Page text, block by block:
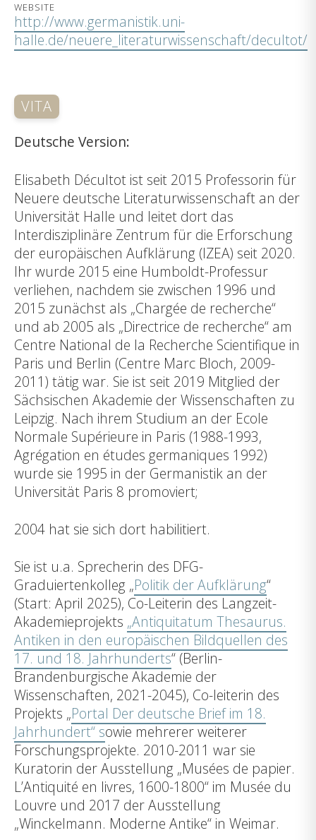
WEBSITE
http://www.germanistik.uni-
halle.de/neuere_literaturwissenschaft/decultot/
VITA
Deutsche Version:
Elisabeth Décultot ist seit 2015 Professorin für
Neuere deutsche Literaturwissenschaft an der
Universität Halle und leitet dort das
Interdisziplinäre Zentrum für die Erforschung
der europäischen Aufklärung (IZEA) seit 2020.
Ihr wurde 2015 eine Humboldt-Professur
verliehen, nachdem sie zwischen 1996 und
2015 zunächst als „Chargée de recherche“
und ab 2005 als „Directrice de recherche“ am
Centre National de la Recherche Scientifique in
Paris und Berlin (Centre Marc Bloch, 2009-
2011) tätig war. Sie ist seit 2019 Mitglied der
Sächsischen Akademie der Wissenschaften zu
Leipzig. Nach ihrem Studium an der Ecole
Normale Supérieure in Paris (1988-1993,
Agrégation en études germaniques 1992)
wurde sie 1995 in der Germanistik an der
Universität Paris 8 promoviert;
2004 hat sie sich dort habilitiert.
Sie ist u.a. Sprecherin des DFG-
Graduiertenkolleg „Politik der Aufklärung“
(Start: April 2025), Co-Leiterin des Langzeit-
Akademieprojekts „Antiquitatum Thesaurus.
Antiken in den europäischen Bildquellen des
17. und 18. Jahrhunderts“ (Berlin-
Brandenburgische Akademie der
Wissenschaften, 2021-2045), Co-leiterin des
Projekts „Portal Der deutsche Brief im 18.
Jahrhundert“ sowie mehrerer weiterer
Forschungsprojekte. 2010-2011 war sie
Kuratorin der Ausstellung „Musées de papier.
L’Antiquité en livres, 1600-1800“ im Musée du
Louvre und 2017 der Ausstellung
„Winckelmann. Moderne Antike“ in Weimar.